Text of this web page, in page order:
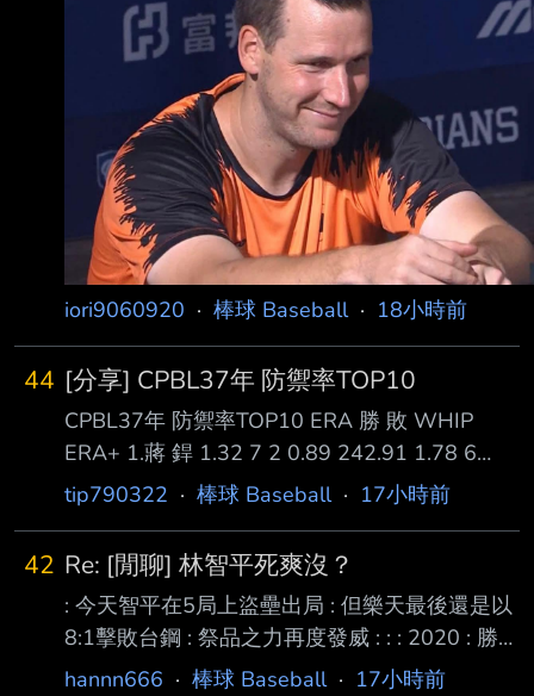
iori9060920 · 棒球 Baseball· 18小時前
44 [分享] CPBL37年 防禦率TOP10
CPBL37年 防禦率TOP10 ERA 勝 敗 WHIP
ERA+ 1.蔣 銲 1.32 7 2 0.89 242.91 1.78 6
0.99 179.31 1.82 8 5 1.01 175.16 1.88 5 4
鋼 龍 2.14 5 7 1.11 149.78 7.鈴木駿輔 2.14 8
4 1.10 149.35 8.李東洺 2.33 10 2 1.18 137.18
9.摩爾曼* 2.70 5 6 1.22 1
tip790322 · 棒球 Baseball· 17小時前
42 Re: [閒聊] 林智平死爽沒？
: 今天智平在5局上盜壘出局 : 但樂天最後還是以
8:1擊敗台鋼 : 祭品之力再度發威 : : : 2020 : 勝
05/12 吱17:10喵 死壘上時14:9 : 負 07/01 吱0
hannn666 · 棒球 Baseball· 17小時前